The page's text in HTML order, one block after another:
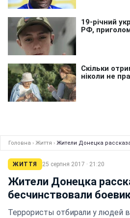
Головна › Життя › Жители Донецка
ЖИТТЯ 25 серпня 2017 · 21:20
Жители Донецка
бесчинствовали
Террористы отбирали у людей